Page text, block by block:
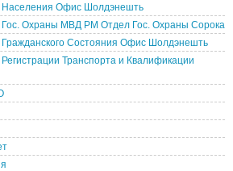
Населения Офис Шолдэнешть
Гос. Охраны МВД РМ Отдел Гос. Охраны Сорока
Гражданского Состояния Офис Шолдэнешть
Транспорта и Квалификации